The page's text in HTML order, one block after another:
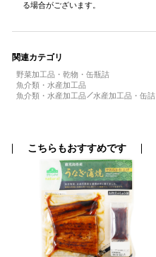
る場合がございます。
関連カテゴリ
野菜加工品・乾物・缶瓶詰
魚介類・水産加工品
魚介類・水産加工品
水産加工品・缶詰
こちらもおすすめです